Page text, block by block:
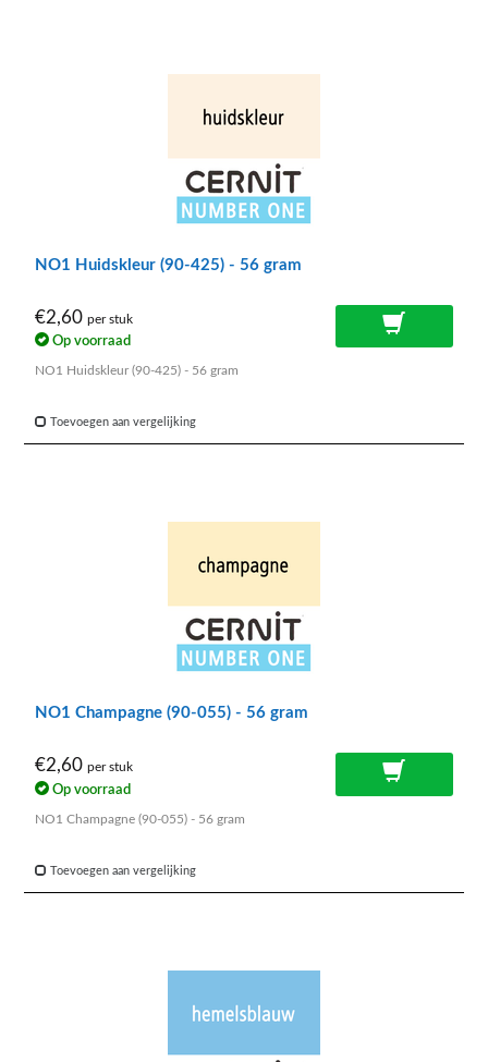
NO1 Huidskleur (90-425) - 56 gram
€2,60 per stuk
Op voorraad
NO1 Huidskleur (90-425) - 56 gram
Toevoegen aan vergelijking
NO1 Champagne (90-055) - 56 gram
€2,60 per stuk
Op voorraad
NO1 Champagne (90-055) - 56 gram
Toevoegen aan vergelijking